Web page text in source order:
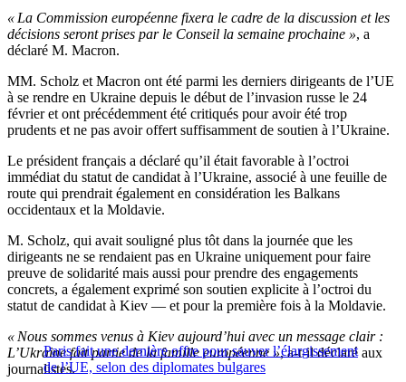
« La Commission européenne fixera le cadre de la discussion et les
décisions seront prises par le Conseil la semaine prochaine », a
déclaré M. Macron.
MM. Scholz et Macron ont été parmi les derniers dirigeants de l’UE
à se rendre en Ukraine depuis le début de l’invasion russe le 24
février et ont précédemment été critiqués pour avoir été trop
prudents et ne pas avoir offert suffisamment de soutien à l’Ukraine.
Le président français a déclaré qu’il était favorable à l’octroi
immédiat du statut de candidat à l’Ukraine, associé à une feuille de
route qui prendrait également en considération les Balkans
occidentaux et la Moldavie.
M. Scholz, qui avait souligné plus tôt dans la journée que les
dirigeants ne se rendaient pas en Ukraine uniquement pour faire
preuve de solidarité mais aussi pour prendre des engagements
concrets, a également exprimé son soutien explicite à l’octroi du
statut de candidat à Kiev — et pour la première fois à la Moldavie.
Paris fait une dernière offre pour sauver l’élargissement
de l’UE, selon des diplomates bulgares
« Nous sommes venus à Kiev aujourd’hui avec un message clair :
L’Ukraine fait partie de la famille européenne », a-t-il déclaré aux
journalistes.